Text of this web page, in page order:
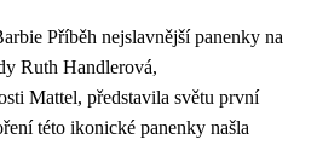
Příběh nejslavnější panenky na
Ruth Handlerová,
Mattel, představila světu první
této ikonické panenky našla